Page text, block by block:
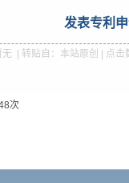
发表专利
| 转贴自：本站原创 | 点击
次